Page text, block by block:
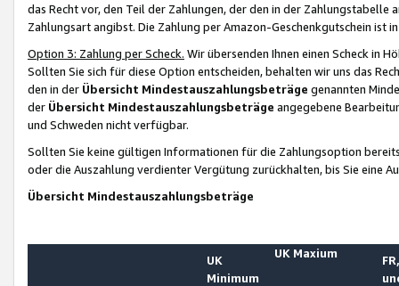
das Recht vor, den Teil der Zahlungen, der den in der
Zahlungsart angibst. Die Zahlung per Amazon-Geschenkgutschein ist
Option 3: Zahlung per Scheck. Wir übersenden Ihnen einen Scheck in
Sollten Sie sich für diese Option entscheiden, behalten wir uns das
den in der Übersicht Mindestauszahlungsbeträge genannten
der Übersicht Mindestauszahlungsbeträge angegebene
und Schweden nicht verfügbar.
Sollten Sie keine gültigen Informationen für die Zahlungsoption
oder die Auszahlung verdienter Vergütung zurückhalten, bis Sie
Übersicht Mindestauszahlungsbeträge
UK
Minimum
UK Maxium